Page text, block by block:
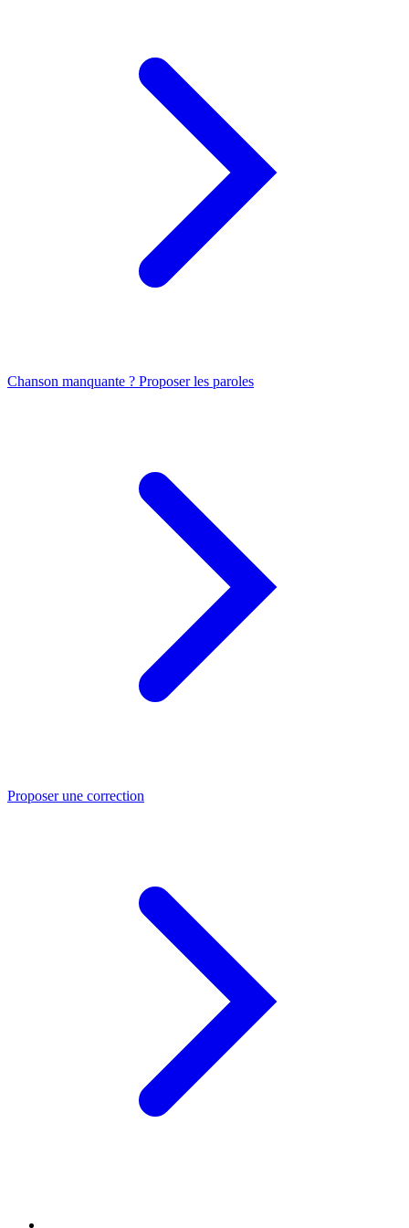
Chanson manquante ? Proposer les paroles
Proposer une correction